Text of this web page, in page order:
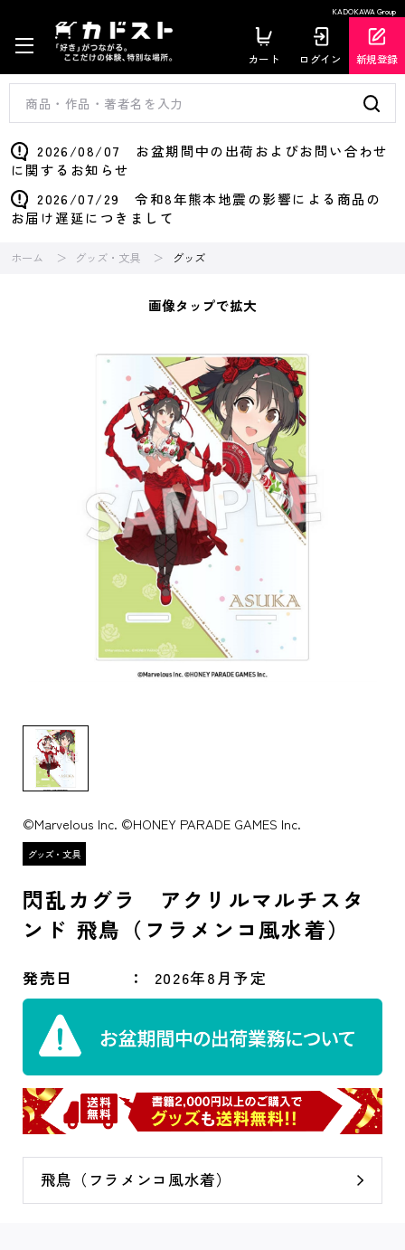
KADOKAWA Group
カート ログイン 新規登録
2026/08/07 お盆期間中の出荷およびお問い合わせ
に関するお知らせ
2026/07/29 令和8年熊本地震の影響による商品の
お届け遅延につきまして
ホーム グッズ・文具 グッズ
画像タップで拡大
©Marvelous Inc. ©HONEY PARADE GAMES Inc.
閃乱カグラ アクリルマルチスタ
ンド 飛鳥（フラメンコ風水着）
発売日 2026年8月予定
飛鳥（フラメンコ風水着）